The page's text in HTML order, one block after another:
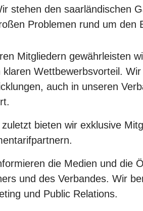
stehen den saarländischen
Problemen rund um den
Mitgliedern gewährleisten
klaren Wettbewerbsvorteil.
auch in unseren
zuletzt bieten wir exklusive
die Medien und die
und des Verbandes. Wir
und Public Relations.